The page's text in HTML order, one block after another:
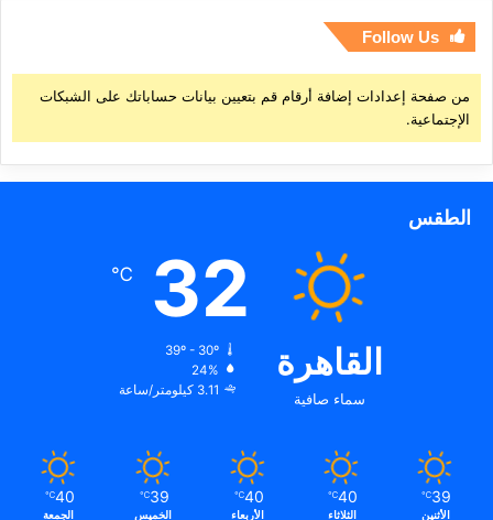
Follow Us
من صفحة إعدادات إضافة أرقام قم بتعيين بيانات حساباتك على الشبكات
الإجتماعية.
الطقس
القاهرة
سماء صافية
32
℃
39º - 30º
24%
3.11 كيلومتر/ساعة
39
℃
الأثنين
40
℃
الثلاثاء
40
℃
الأربعاء
39
℃
الخميس
40
℃
الجمعة